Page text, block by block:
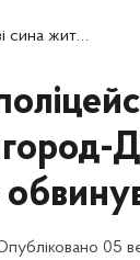
вирок суду
05